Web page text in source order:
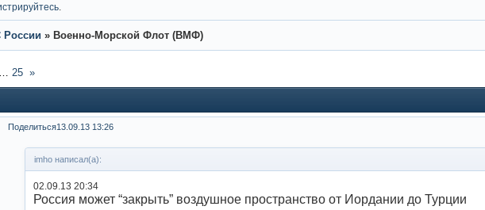
России » Военно-Морской Флот (ВМФ)
… 25 »
Поделиться13.09.13 13:26
imho написал(а):
02.09.13 20:34
Россия может “закрыть” воздушное пространство от Иордании до Турции